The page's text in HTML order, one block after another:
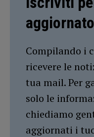
Compilando i
ricevere le
tua mail. Per
solo le
chiediamo
aggiornati i